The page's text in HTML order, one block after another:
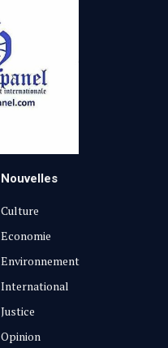
Nouvelles
Culture
Economie
Environnement
International
Justice
Opinion